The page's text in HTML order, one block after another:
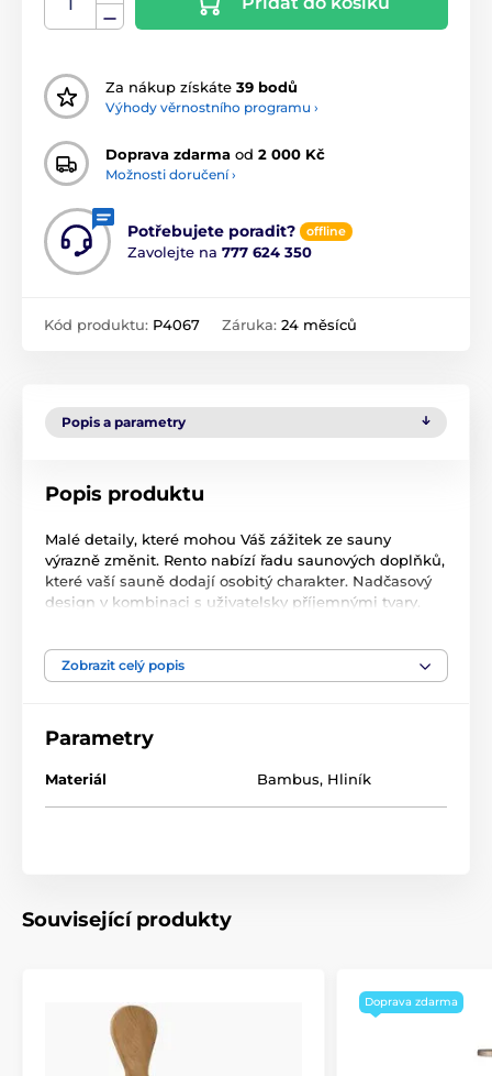
Za nákup získáte 39 bodů
Výhody věrnostního programu ›
Doprava zdarma od 2 000 Kč
Možnosti doručení ›
Potřebujete poradit? offline
Zavolejte na 777 624 350
Kód produktu: P4067 Záruka: 24 měsíců
Popis a parametry
Popis produktu
Malé detaily, které mohou Váš zážitek ze sauny
výrazně změnit. Rento nabízí řadu saunových doplňků,
které vaší sauně dodají osobitý charakter. Nadčasový
design v kombinaci s uživatelsky příjemnými tvary.
eloxovaného hliníku, s praktickou rukojetí je vyrobeno
z tepelně upraveného bambusu, díky čemuž se vědro
přirozeností. Jedná se o spolehlivý, osobitý doplněk do
materiálu.
krásné. Po saunování z nádobí vylejte vodu.
Nenechávejte nádobí v horké a vlhké sauně.
Rozměry: průměr 20cm, výška vědra 35cm
Zobrazit celý popis
Parametry
Materiál Bambus, Hliník
Související produkty
Doprava zdarma